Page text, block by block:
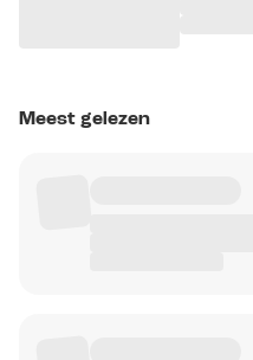
Meest gelezen